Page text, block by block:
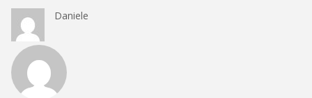
Daniele